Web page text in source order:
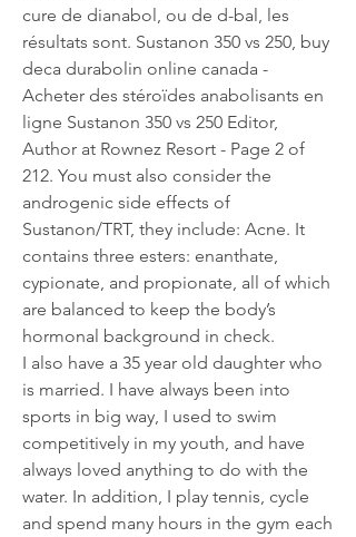
cure de dianabol, ou de d-bal, les
résultats sont. Sustanon 350 vs 250, buy
deca durabolin online canada -
Acheter des stéroïdes anabolisants en
ligne Sustanon 350 vs 250 Editor,
Author at Rownez Resort - Page 2 of
212. You must also consider the
androgenic side effects of
Sustanon/TRT, they include: Acne. It
contains three esters: enanthate,
cypionate, and propionate, all of which
are balanced to keep the body’s
hormonal background in check.
I also have a 35 year old daughter who
is married. I have always been into
sports in big way, I used to swim
competitively in my youth, and have
always loved anything to do with the
water. In addition, I play tennis, cycle
and spend many hours in the gym each